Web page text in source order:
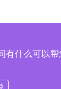
有什么可以帮